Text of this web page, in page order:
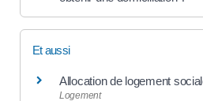
Et aussi
Allocation de logement
Logement